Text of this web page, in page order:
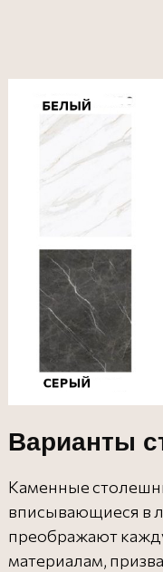
Варианты
Каменные
вписывающиеся в
преображают
материалам,